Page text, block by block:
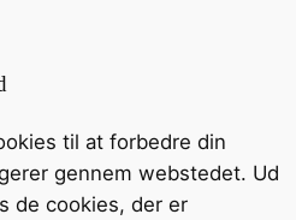
til at forbedre din
gennem webstedet. Ud
de cookies, der er